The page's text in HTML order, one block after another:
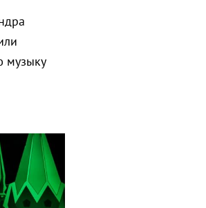
музыку